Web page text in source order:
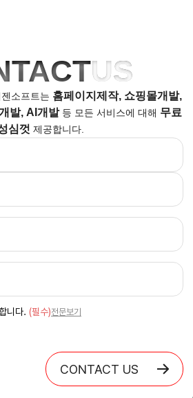
US
소프트는 홈페이지제작, 쇼핑몰개발,
발, AI개발등 모든 서비스에 대해 무료
심껏 제공합니다.
니다. (필수)전문보기
CONTACT US